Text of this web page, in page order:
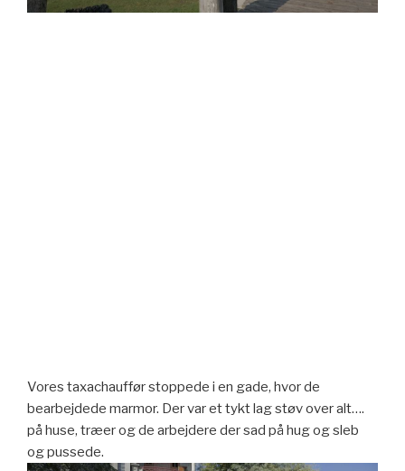
Vores taxachauffør stoppede i en gade, hvor de
bearbejdede marmor. Der var et tykt lag støv over alt….
på huse, træer og de arbejdere der sad på hug og sleb
og pussede.